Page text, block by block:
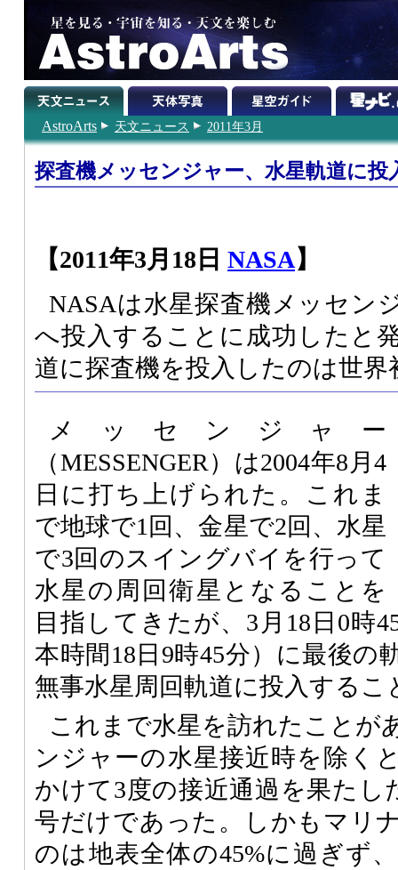
AstroArts 天文ニュース 2011年3月
探査機メッセンジャー、水星軌道に投
【2011年3月18日 NASA】
NASAは水星探査機メッセン
へ投入することに成功したと
道に探査機を投入したのは世界
メッセンジャー
（MESSENGER）は2004年8月4
日に打ち上げられた。これま
で地球で1回、金星で2回、水星
で3回のスイングバイを行って
水星の周回衛星となることを
目指してきたが、3月18日0時
本時間18日9時45分）に最後の
無事水星周回軌道に投入するこ
これまで水星を訪れたことが
ンジャーの水星接近時を除く
かけて3度の接近通過を果たし
号だけであった。しかもマリ
のは地表全体の45%に過ぎず